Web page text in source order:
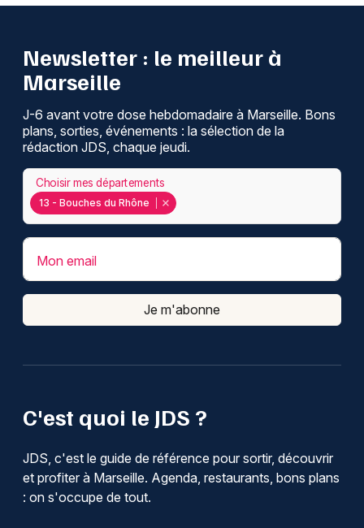
C'est quoi le JDS ?
JDS, c'est le guide de référence pour sortir, découvrir
et profiter à Marseille. Agenda, restaurants, bons plans
: on s'occupe de tout.
Newsletter : le meilleur à
Marseille
J-6 avant votre dose hebdomadaire à Marseille. Bons
plans, sorties, événements : la sélection de la
rédaction JDS, chaque jeudi.
13 - Bouches du Rhône
Choisir mes départements
Mon email
Je m'abonne